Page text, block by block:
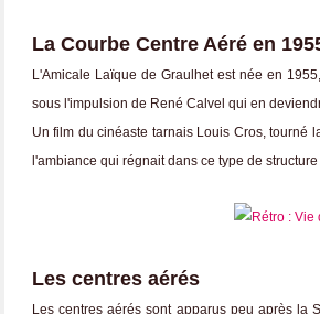
La Courbe Centre Aéré en
L'Amicale Laïque de Graulhet est née en
sous l'impulsion de René Calvel qui en
Un film du cinéaste tarnais Louis Cros, tourné
l'ambiance qui régnait dans ce type de
Les centres aérés
Les centres aérés sont apparus peu après la